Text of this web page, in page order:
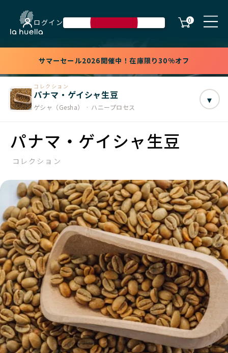
ログイン 0
サマーセール2026開催中！在庫限り30%オフ
コレクション
パナマ・ゲイシャ生豆
ゲシャ（Gesha） · ハニープロセス
▾
パナマ・ゲイシャ生豆
コレクション